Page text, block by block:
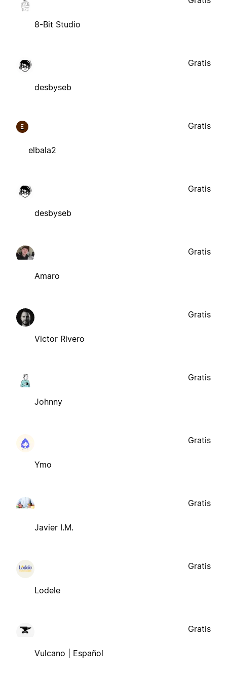
8-Bit Studio
desbyseb
Gratis
E
elbala2
Gratis
desbyseb
Gratis
Amaro
Gratis
Victor Rivero
Gratis
Johnny
Gratis
Ymo
Gratis
Javier I.M.
Gratis
Lodele
Gratis
Vulcano | Español
Gratis